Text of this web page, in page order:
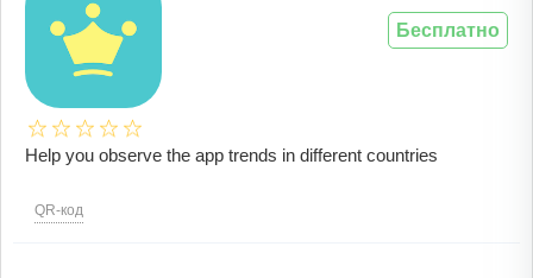
Help you observe the app trends in different countries
QR-код
Бесплатно